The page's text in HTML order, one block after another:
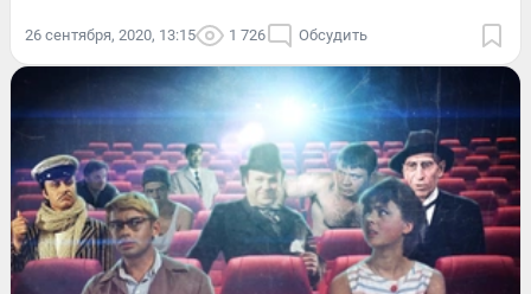
26 сентября, 2020, 13:15 1 726 Обсудить